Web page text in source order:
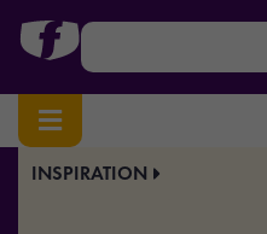
INSPIRATION
Hem/Profilkläder/ Luxury Tee